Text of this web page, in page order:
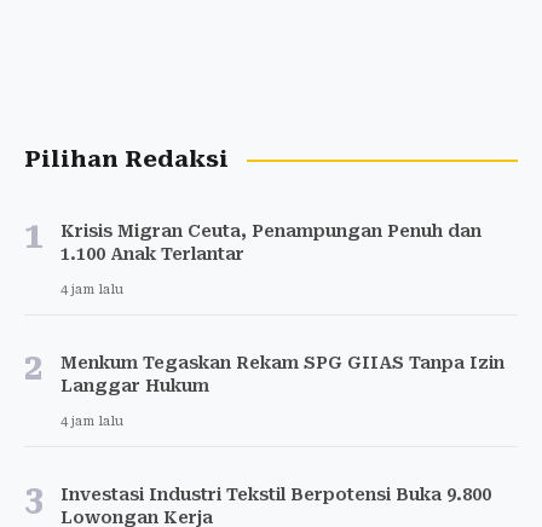
Pilihan Redaksi
1
Krisis Migran Ceuta, Penampungan Penuh dan
1.100 Anak Terlantar
4 jam lalu
2
Menkum Tegaskan Rekam SPG GIIAS Tanpa Izin
Langgar Hukum
4 jam lalu
3
Investasi Industri Tekstil Berpotensi Buka 9.800
Lowongan Kerja